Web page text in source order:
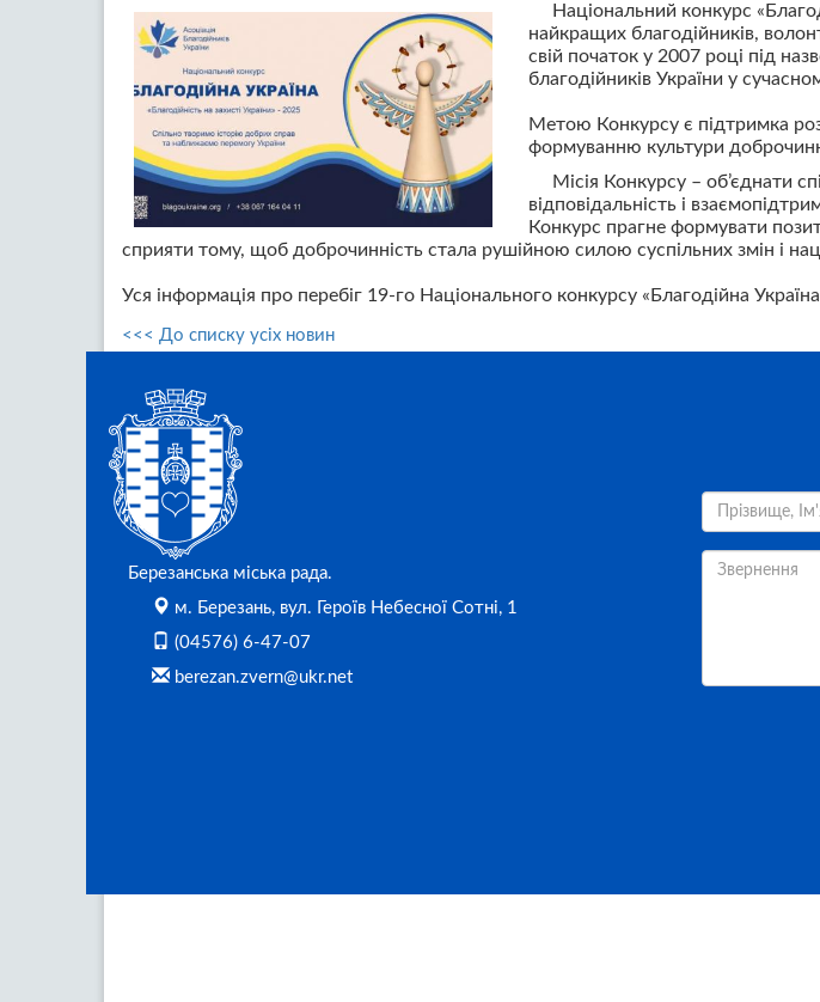
Національний конкурс
найкращих благодійників,
свій початок у 2007 році під
благодійників України у
Метою Конкурсу є підтримка
формуванню культури
Місія Конкурсу – об’єднати
відповідальність і
Конкурс прагне формувати
сприяти тому, щоб доброчинність стала рушійною силою суспільних змін і
Уся інформація про перебіг 19-го Національного конкурсу «Благодійна
<<< До списку усіх новин
Березанська міська рада.
м. Березань, вул. Героїв Небесної Сотні, 1
(04576) 6-47-07
berezan.zvern@ukr.net